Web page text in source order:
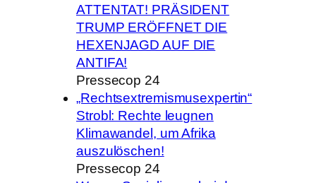
ATTENTAT! PRÄSIDENT
TRUMP ERÖFFNET DIE
HEXENJAGD AUF DIE
ANTIFA!
Pressecop 24
„Rechtsextremismusexpertin“
Strobl: Rechte leugnen
Klimawandel, um Afrika
auszulöschen!
Pressecop 24